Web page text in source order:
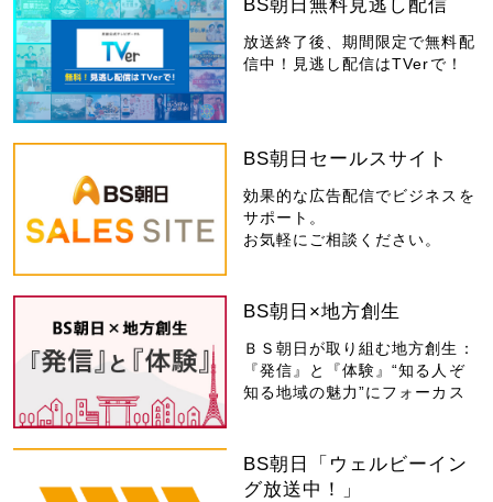
BS朝日無料見逃し配信
放送終了後、期間限定で無料配
信中！見逃し配信はTVerで！
BS朝日セールスサイト
効果的な広告配信でビジネスを
サポート。
お気軽にご相談ください。
BS朝日×地方創生
ＢＳ朝日が取り組む地方創生：
『発信』と『体験』“知る人ぞ
知る地域の魅力”にフォーカス
BS朝日「ウェルビーイン
グ放送中！」